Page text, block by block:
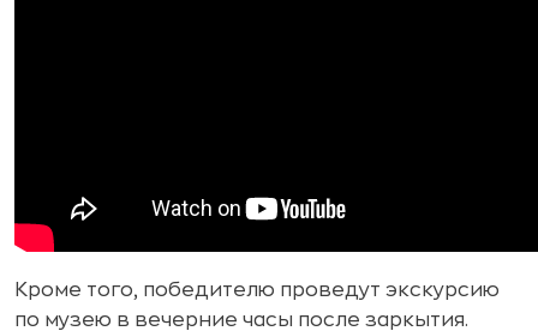
Кроме того, победителю проведут экскурсию
по музею в вечерние часы после заркытия.